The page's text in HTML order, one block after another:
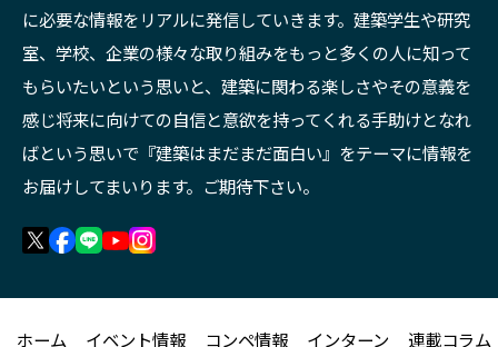
に必要な情報をリアルに発信していきます。建築学生や研究
室、学校、企業の様々な取り組みをもっと多くの人に知って
もらいたいという思いと、建築に関わる楽しさやその意義を
感じ将来に向けての自信と意欲を持ってくれる手助けとなれ
ばという思いで『建築はまだまだ面白い』をテーマに情報を
お届けしてまいります。ご期待下さい。
ホーム イベント情報 コンペ情報 インターン 連載コラム